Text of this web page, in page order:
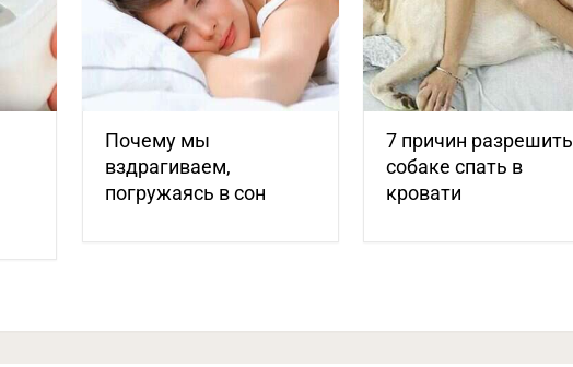
Почему мы
вздрагиваем,
погружаясь в сон
7 причин разрешить
собаке спать в
кровати